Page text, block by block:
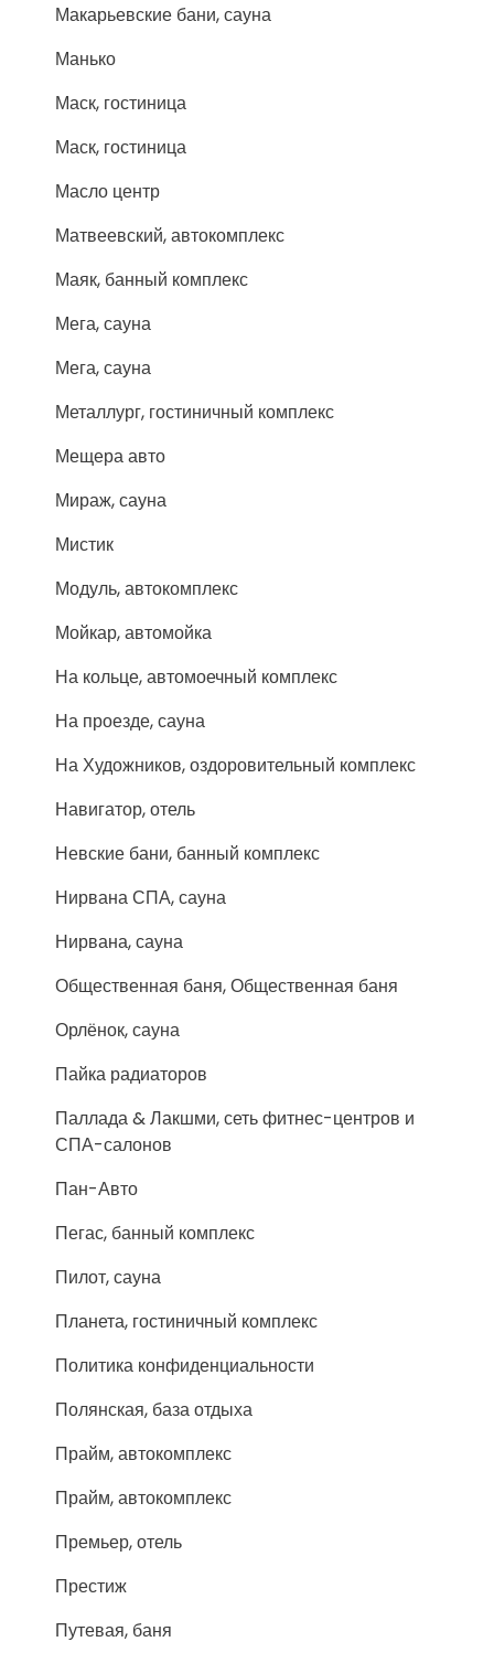
Макарьевские бани, сауна
Манько
Маск, гостиница
Маск, гостиница
Масло центр
Матвеевский, автокомплекс
Маяк, банный комплекс
Мега, сауна
Мега, сауна
Металлург, гостиничный комплекс
Мещера авто
Мираж, сауна
Мистик
Модуль, автокомплекс
Мойкар, автомойка
На кольце, автомоечный комплекс
На проезде, сауна
На Художников, оздоровительный комплекс
Навигатор, отель
Невские бани, банный комплекс
Нирвана СПА, сауна
Нирвана, сауна
Общественная баня, Общественная баня
Орлёнок, сауна
Пайка радиаторов
Паллада & Лакшми, сеть фитнес-центров и
СПА-салонов
Пан-Авто
Пегас, банный комплекс
Пилот, сауна
Планета, гостиничный комплекс
Политика конфиденциальности
Полянская, база отдыха
Прайм, автокомплекс
Прайм, автокомплекс
Премьер, отель
Престиж
Путевая, баня